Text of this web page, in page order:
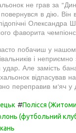
не грав за
в дію.
Олександра
фаворита
побачиш у
і
Але замість
відпасував
переправив м'яч у
#Полісся
(футбольний